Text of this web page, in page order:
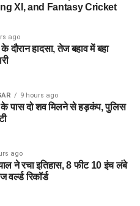
इतिहास
आरोपी शातिर किस्म के अपराधी
उत्तर प्रदेश
XI, and Fantasy Cricket
ago
के दौरान हादसा, तेज बहाव में बहा
9 hours ago
पास दो शव मिलने से हड़कंप, पुलिस
ago
ने रचा इतिहास, 8 फीट 10 इंच लंबे
वर्ल्ड रिकॉर्ड